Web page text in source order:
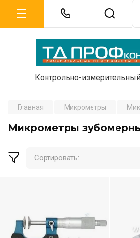
Контрольно-
Главная Микрометры
Микрометры
Сортировать: